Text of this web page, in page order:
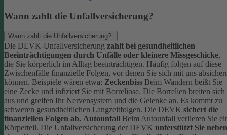
Wann zahlt die Unfallversicherung?
Wann zahlt die Unfallversicherung?
Die DEVK-Unfallversicherung zahlt bei gesundheitlichen
Beeinträchtigungen durch Unfälle oder kleinere Missgeschicke,
die Sie körperlich im Alltag beeinträchtigen. Häufig folgen auf diese
Zwischenfälle finanzielle Folgen, vor denen Sie sich mit uns
können. Beispiele wären etwa: Zeckenbiss Beim Wandern beißt Sie
eine Zecke und infiziert Sie mit Borreliose. Die Borrelien breiten sich
aus und greifen Ihr Nervensystem und die Gelenke an. Es kommt zu
schweren gesundheitlichen Langzeitfolgen. Die DEVK sichert die
finanziellen Folgen ab. Autounfall Beim Autounfall verlieren Sie
Körperteil. Die Unfallversicherung der DEVK unterstützt Sie neben